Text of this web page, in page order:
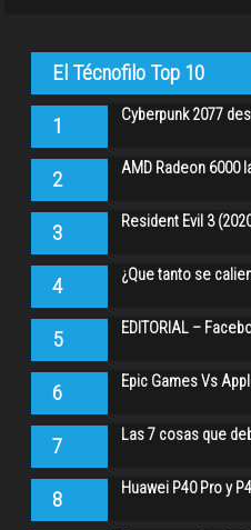
El Técnofilo Top 10
1 Cyberpunk 2077
2 AMD Radeon 6000
3 Resident Evil 3
4 ¿Que tanto se
5 EDITORIAL –
6 Epic Games Vs
7 Las 7 cosas que
8 Huawei P40 Pro y